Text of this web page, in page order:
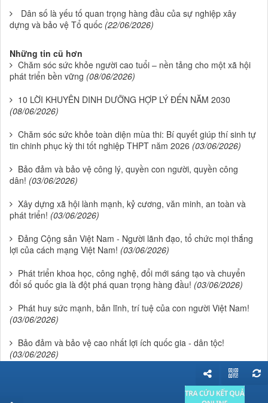
Dân số là yếu tố quan trọng hàng đầu của sự nghiệp xây
dựng và bảo vệ Tổ quốc (22/06/2026)
Những tin cũ hơn
Chăm sóc sức khỏe người cao tuổi – nền tảng cho một xã hội
phát triển bền vững (08/06/2026)
10 LỜI KHUYÊN DINH DƯỠNG HỢP LÝ ĐẾN NĂM 2030
(08/06/2026)
Chăm sóc sức khỏe toàn diện mùa thi: Bí quyết giúp thí sinh tự
tin chinh phục kỳ thi tốt nghiệp THPT năm 2026 (03/06/2026)
Bảo đảm và bảo vệ công lý, quyền con người, quyền công
dân! (03/06/2026)
Xây dựng xã hội lành mạnh, kỷ cương, văn minh, an toàn và
phát triển! (03/06/2026)
Đảng Cộng sản Việt Nam - Người lãnh đạo, tổ chức mọi thắng
lợi của cách mạng Việt Nam! (03/06/2026)
Phát triển khoa học, công nghệ, đổi mới sáng tạo và chuyển
đổi số quốc gia là đột phá quan trọng hàng đầu! (03/06/2026)
Phát huy sức mạnh, bản lĩnh, trí tuệ của con người Việt Nam!
(03/06/2026)
Bảo đảm và bảo vệ cao nhất lợi ích quốc gia - dân tộc!
(03/06/2026)
Phát huy cao độ tinh thần yêu nước, khát vọng phát triển, sức
(03/06/2026)